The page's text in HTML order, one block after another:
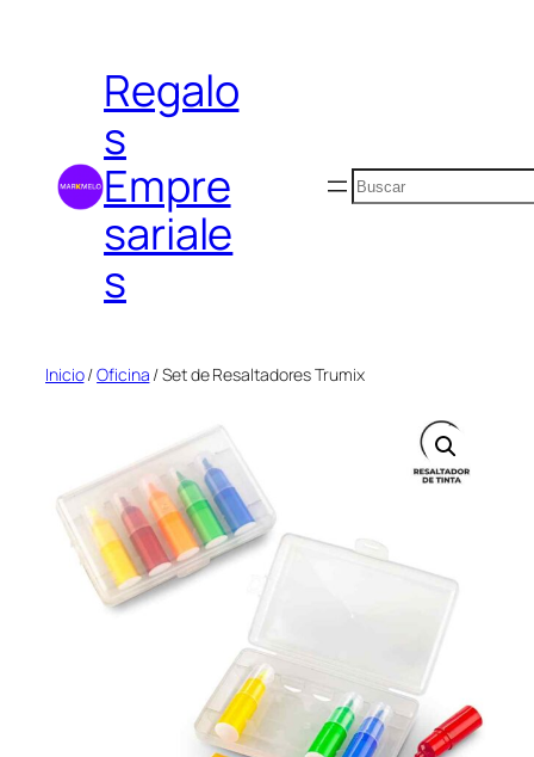
contenidoRegalo
s
Empre
sariale
s
Buscar
Inicio/Oficina / Set de Resaltadores Trumix